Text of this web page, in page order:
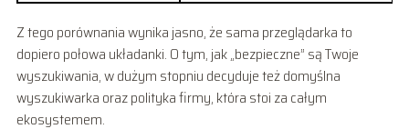
Z tego porównania wynika jasno, że sama przeglądarka to
dopiero połowa układanki. O tym, jak „bezpieczne” są Twoje
wyszukiwania, w dużym stopniu decyduje też domyślna
wyszukiwarka oraz polityka firmy, która stoi za całym
ekosystemem.